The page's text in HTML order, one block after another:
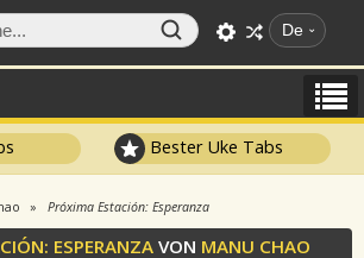
De
Bester Uke Tabs
Próxima Estación: Esperanza
ESPERANZA VON MANU CHAO